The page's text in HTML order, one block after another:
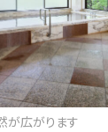
が広がります